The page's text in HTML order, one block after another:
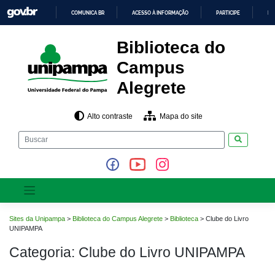
para
o
O
CONTEÚDO
COMUNICA BR ACESSO À INFORMAÇÃO PARTICIPE
Biblioteca do
Campus
Alegrete
Alto contraste Mapa do site
Sites da Unipampa > Biblioteca do Campus Alegrete > Biblioteca > Clube do Livro
UNIPAMPA
Categoria: Clube do Livro UNIPAMPA